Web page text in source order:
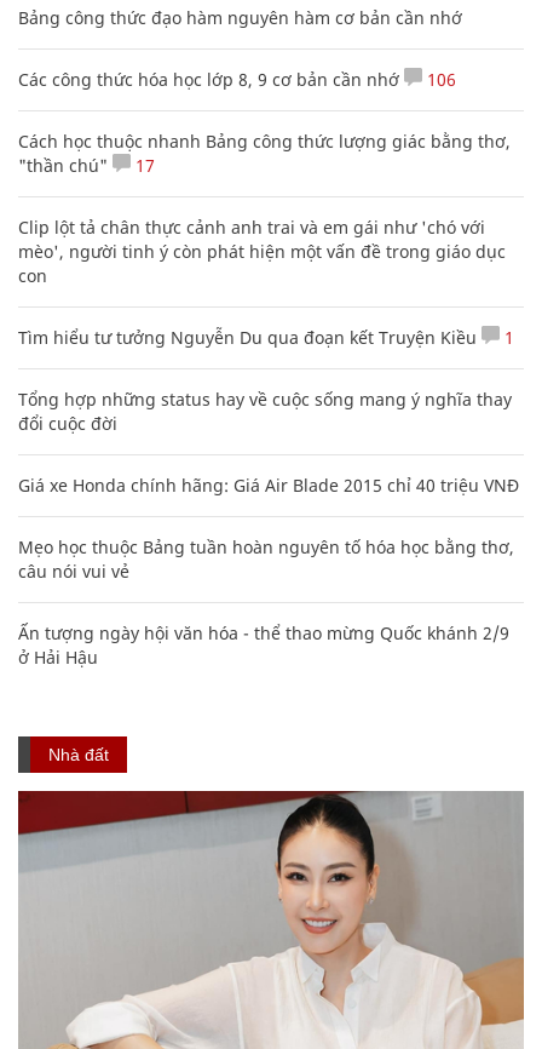
Bảng công thức đạo hàm nguyên hàm cơ bản cần nhớ
Các công thức hóa học lớp 8, 9 cơ bản cần nhớ 106
Cách học thuộc nhanh Bảng công thức lượng giác bằng thơ,
"thần chú"
17
Clip lột tả chân thực cảnh anh trai và em gái như 'chó với
mèo', người tinh ý còn phát hiện một vấn đề trong giáo dục
con
Tìm hiểu tư tưởng Nguyễn Du qua đoạn kết Truyện Kiều 1
Tổng hợp những status hay về cuộc sống mang ý nghĩa thay
đổi cuộc đời
Giá xe Honda chính hãng: Giá Air Blade 2015 chỉ 40 triệu VNĐ
Mẹo học thuộc Bảng tuần hoàn nguyên tố hóa học bằng thơ,
câu nói vui vẻ
Ấn tượng ngày hội văn hóa - thể thao mừng Quốc khánh 2/9
ở Hải Hậu
Nhà đất